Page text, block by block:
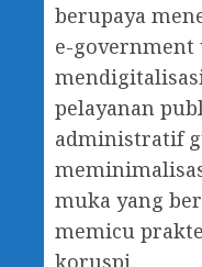
berupaya
e-
pelayanan
administratif
muka yang
memicu
koruspi.